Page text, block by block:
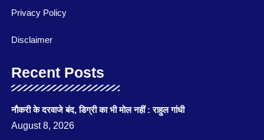
Privacy Policy
Disclaimer
Recent Posts
नौकरी के दरवाजे बंद, डिग्री का भी मोल नहीं : राहुल गांधी
August 8, 2026